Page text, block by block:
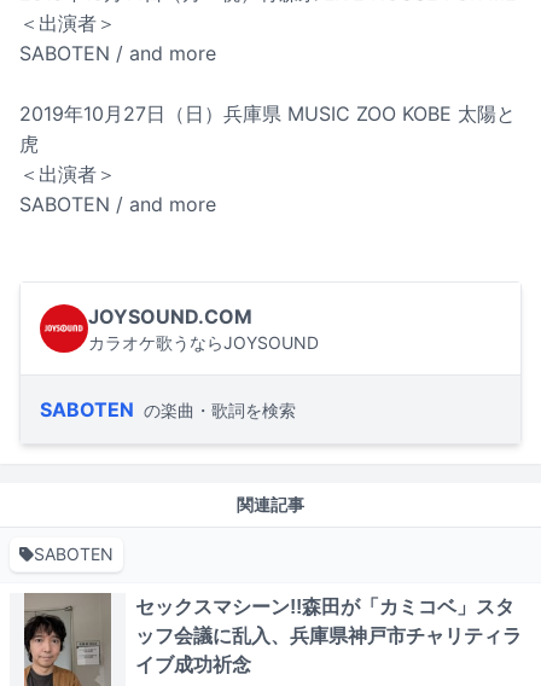
＜出演者＞
SABOTEN / and more
2019年10月27日（日）兵庫県 MUSIC ZOO KOBE 太陽と
虎
＜出演者＞
SABOTEN / and more
JOYSOUND.COM
カラオケ歌うならJOYSOUND
SABOTEN の楽曲・歌詞を検索
関連記事
SABOTEN
セックスマシーン!!森田が「カミコベ」スタ
ッフ会議に乱入、兵庫県神戸市チャリティラ
イブ成功祈念